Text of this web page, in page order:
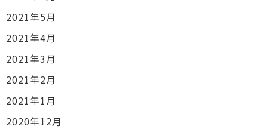
2021年5月
2021年4月
2021年3月
2021年2月
2021年1月
2020年12月